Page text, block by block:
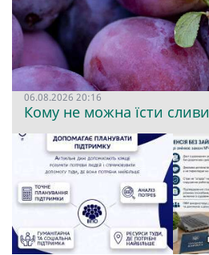
06.08.2026 20:16
Кому не можна їсти сливи